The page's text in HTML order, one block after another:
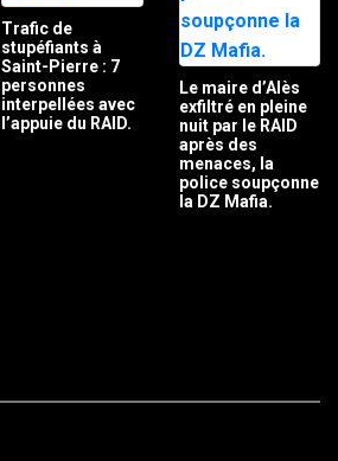
Trafic de
stupéfiants à
Saint-Pierre : 7
personnes
interpellées avec
l’appuie du RAID.
Le maire d’Alès
exfiltré en pleine
nuit par le RAID
après des
menaces, la
police soupçonne
la DZ Mafia.